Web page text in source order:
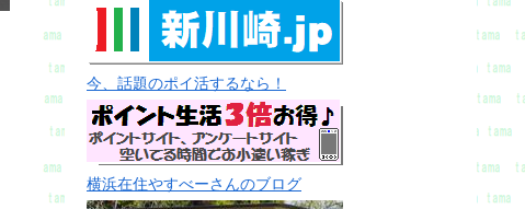
今、話題のポイ活するなら！
横浜在住やすべーさんのブログ